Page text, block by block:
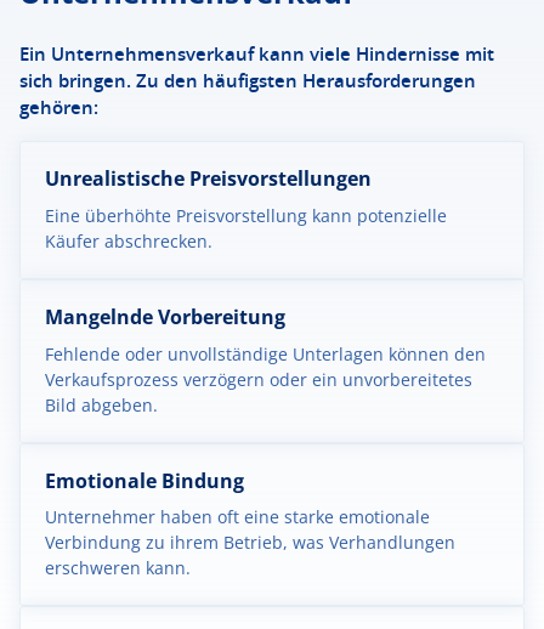
Ein Unternehmensverkauf kann viele Hindernisse mit
sich bringen. Zu den häufigsten Herausforderungen
gehören:
Unrealistische Preisvorstellungen
Eine überhöhte Preisvorstellung kann potenzielle
Käufer abschrecken.
Mangelnde Vorbereitung
Fehlende oder unvollständige Unterlagen können den
Verkaufsprozess verzögern oder ein unvorbereitetes
Bild abgeben.
Emotionale Bindung
Unternehmer haben oft eine starke emotionale
Verbindung zu ihrem Betrieb, was Verhandlungen
erschweren kann.